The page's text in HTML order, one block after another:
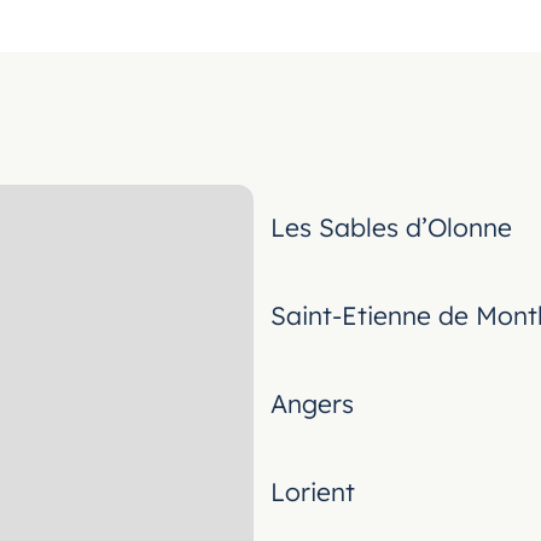
Les Sables d’Olonne
Saint-Etienne de
Angers
Lorient